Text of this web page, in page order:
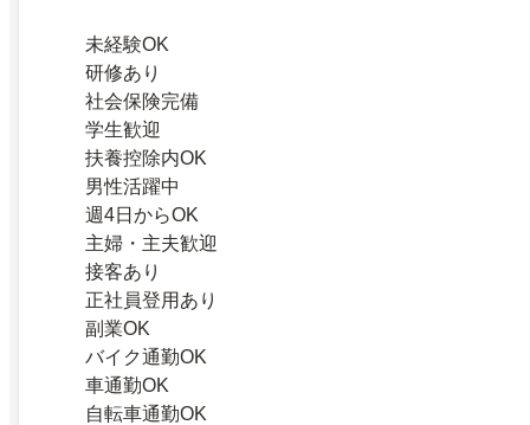
未経験OK
研修あり
社会保険完備
学生歓迎
扶養控除内OK
男性活躍中
週4日からOK
主婦・主夫歓迎
接客あり
正社員登用あり
副業OK
バイク通勤OK
車通勤OK
自転車通勤OK